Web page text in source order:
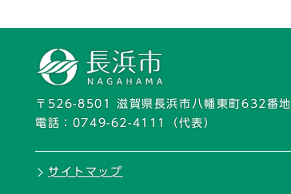
〒526-8501 滋賀県長浜市八幡東町632番地
電話： 0749-62-4111 （代表）
サイトマップ